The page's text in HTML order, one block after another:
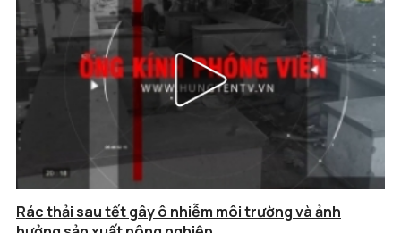
Rác thải sau tết gây ô nhiễm môi trường và ảnh